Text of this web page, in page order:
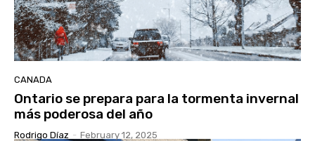
CANADA
Ontario se prepara para la tormenta invernal
más poderosa del año
Rodrigo Díaz - February 12, 2025